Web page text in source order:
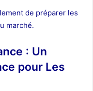
de préparer les
marché.
: Un
pour Les